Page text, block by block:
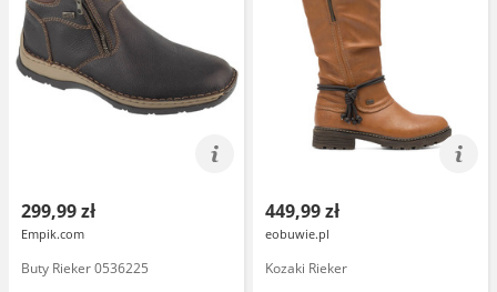
299,99 zł
Empik.com
Buty Rieker 0536225
449,99 zł
eobuwie.pl
Kozaki Rieker